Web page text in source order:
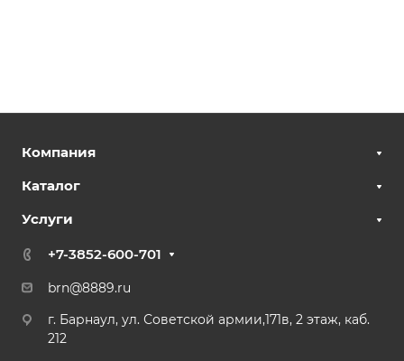
Компания
Каталог
Услуги
+7-3852-600-701
brn@8889.ru
г. Барнаул, ул. Советской армии,171в, 2 этаж, каб.
212